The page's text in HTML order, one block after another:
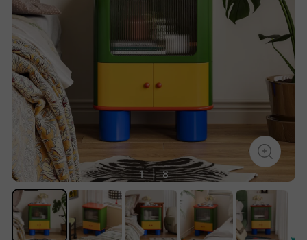
1 | 8